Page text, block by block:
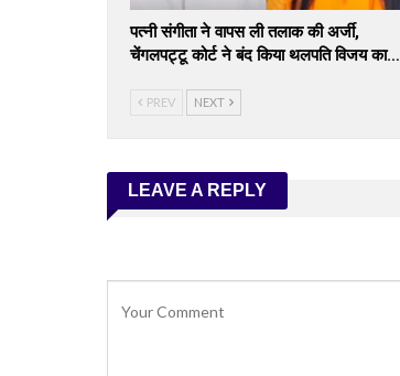
पत्नी संगीता ने वापस ली तलाक की अर्जी,
चेंगलपट्टू कोर्ट ने बंद किया थलपति विजय का…
PREV NEXT
LEAVE A REPLY